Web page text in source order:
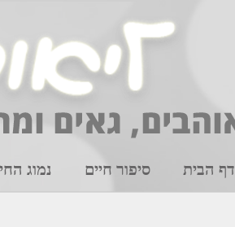
דף הבית סיפור חיים נמוג